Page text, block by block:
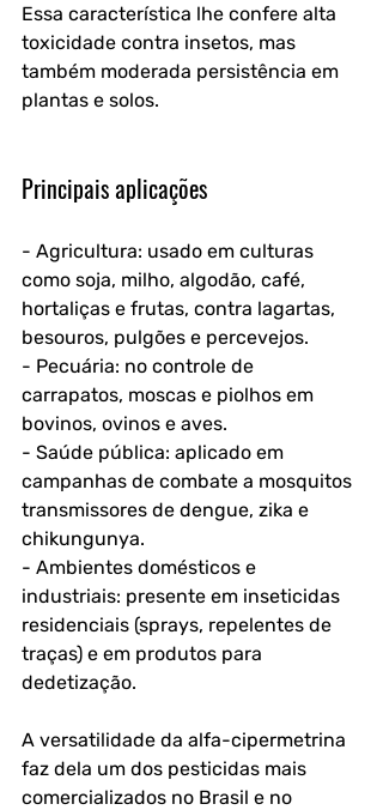
Essa característica lhe confere alta
toxicidade contra insetos, mas
também moderada persistência em
plantas e solos.
Principais aplicações
- Agricultura: usado em culturas
como soja, milho, algodão, café,
hortaliças e frutas, contra lagartas,
besouros, pulgões e percevejos.
- Pecuária: no controle de
carrapatos, moscas e piolhos em
bovinos, ovinos e aves.
- Saúde pública: aplicado em
campanhas de combate a mosquitos
transmissores de dengue, zika e
chikungunya.
- Ambientes domésticos e
industriais: presente em inseticidas
residenciais (sprays, repelentes de
traças) e em produtos para
dedetização.
A versatilidade da alfa-cipermetrina
faz dela um dos pesticidas mais
comercializados no Brasil e no